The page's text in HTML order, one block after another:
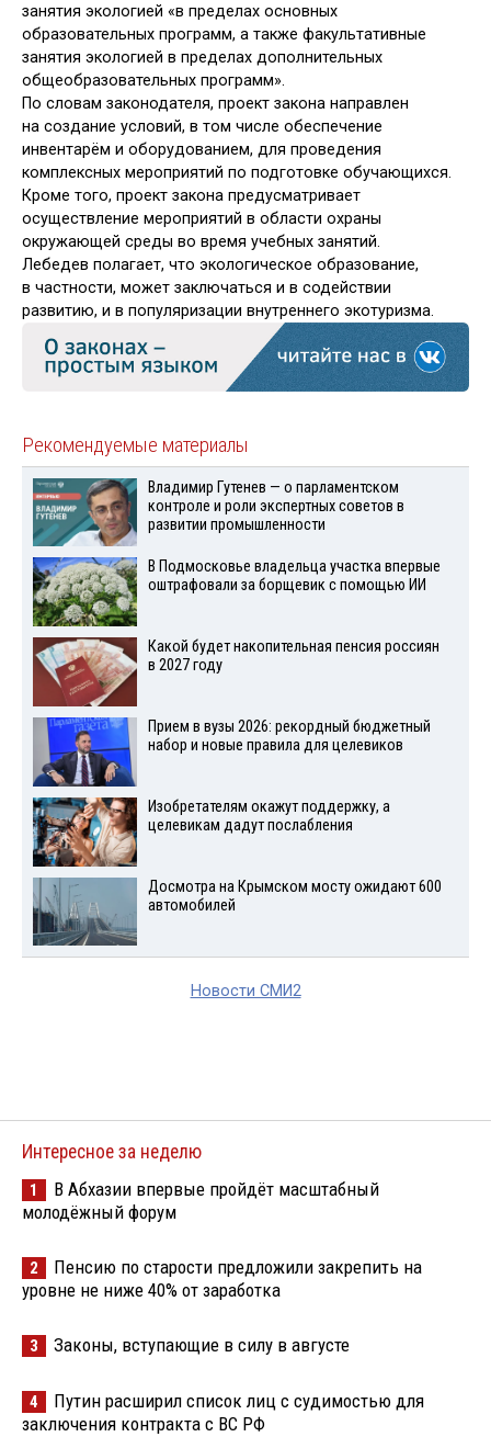
занятия экологией «в пределах основных
образовательных программ, а также факультативные
занятия экологией в пределах дополнительных
общеобразовательных программ».
По словам законодателя, проект закона направлен
на создание условий, в том числе обеспечение
инвентарём и оборудованием, для проведения
комплексных мероприятий по подготовке обучающихся.
Кроме того, проект закона предусматривает
осуществление мероприятий в области охраны
окружающей среды во время учебных занятий.
Лебедев полагает, что экологическое образование,
в частности, может заключаться и в содействии
развитию, и в популяризации внутреннего экотуризма.
Рекомендуемые материалы
Владимир Гутенев — о парламентском
контроле и роли экспертных советов в
развитии промышленности
В Подмосковье владельца участка впервые
оштрафовали за борщевик с помощью ИИ
Какой будет накопительная пенсия россиян
в 2027 году
Прием в вузы 2026: рекордный бюджетный
набор и новые правила для целевиков
Изобретателям окажут поддержку, а
целевикам дадут послабления
Досмотра на Крымском мосту ожидают 600
автомобилей
Новости СМИ2
Интересное за неделю
1
В Абхазии впервые пройдёт масштабный
молодёжный форум
2
Пенсию по старости предложили закрепить на
уровне не ниже 40% от заработка
3 Законы, вступающие в силу в августе
4
Путин расширил список лиц с судимостью для
заключения контракта с ВС РФ